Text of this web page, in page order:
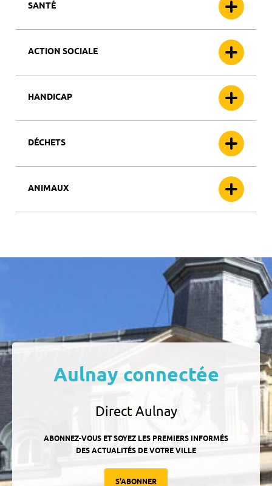
SANTÉ
ACTION SOCIALE
HANDICAP
DÉCHETS
ANIMAUX
Aulnay connectée
Direct Aulnay
ABONNEZ-VOUS ET SOYEZ LES PREMIERS INFORMÉS
DES ACTUALITÉS DE VOTRE VILLE
S'ABONNER